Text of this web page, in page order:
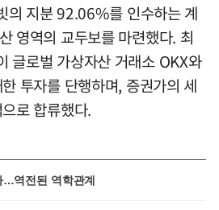
의 지분 92.06%를 인수하는 계
영역의 교두보를 마련했다. 최
글로벌 가상자산 거래소 OKX와
투자를 단행하며, 증권가의 세
로 합류했다.
역전된 역학관계